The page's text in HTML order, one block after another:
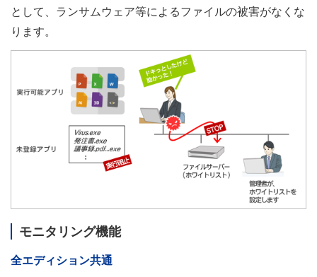
として、ランサムウェア等によるファイルの被害がなくな
ります。
モニタリング機能
全エディション共通